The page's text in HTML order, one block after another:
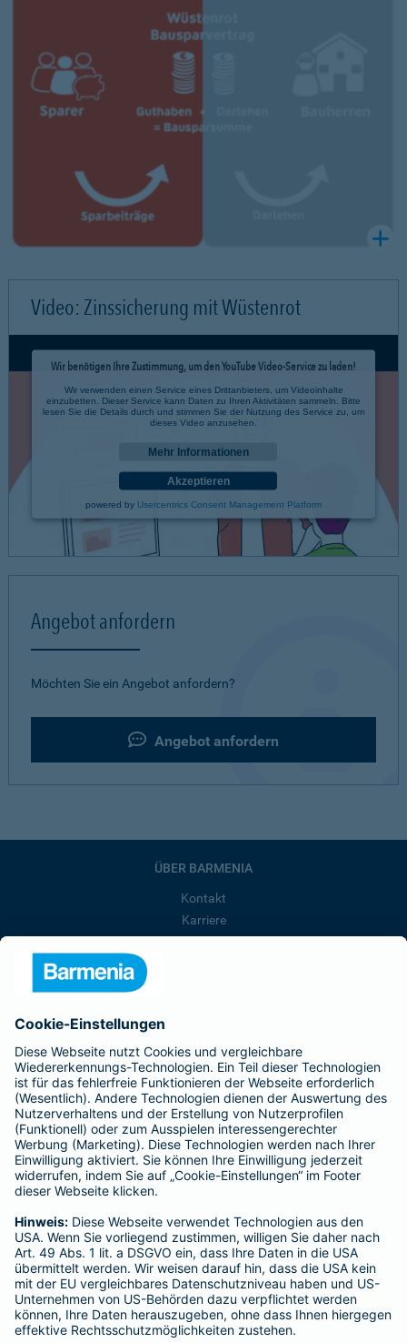
Video: Zinssicherung mit Wüstenrot
Wir benötigen Ihre Zustimmung, um den YouTube Video-Service zu laden!
Wir verwenden einen Service eines Drittanbieters, um Videoinhalte
einzubetten. Dieser Service kann Daten zu Ihren Aktivitäten sammeln. Bitte
lesen Sie die Details durch und stimmen Sie der Nutzung des Service zu, um
dieses Video anzusehen.
Mehr Informationen
Akzeptieren
powered by Usercentrics Consent Management Platform
Angebot anfordern
Möchten Sie ein Angebot anfordern?
Angebot anfordern
ÜBER BARMENIA
Kontakt
Karriere
Presse
Barmenia ist Teil der BarmeniaGothaer
BELIEBTE SEITEN
Kranken-Zusatzversicherung
Tierversicherungen
Haftpflichtversicherung
Hausratversicherung
Adresse ändern
Schaden melden
Kilometerstandsmeldung
Serviceübersicht